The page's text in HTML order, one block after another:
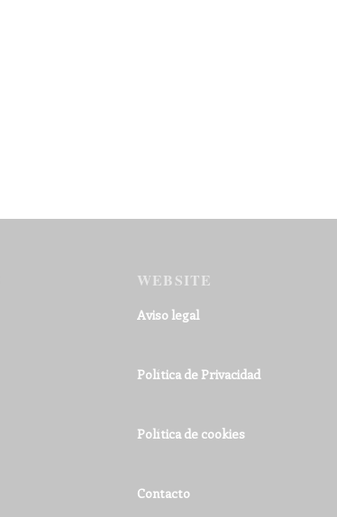
WEBSITE
Aviso legal
Política de Privacidad
Política de cookies
Contacto